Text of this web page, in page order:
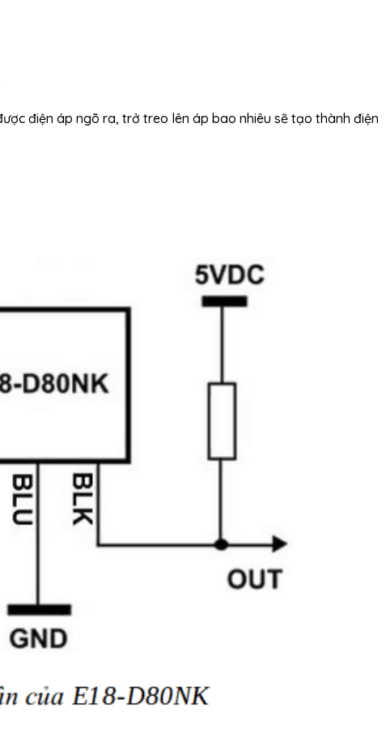
điện áp ngõ ra, trở treo lên áp bao nhiêu sẽ tạo thành điện